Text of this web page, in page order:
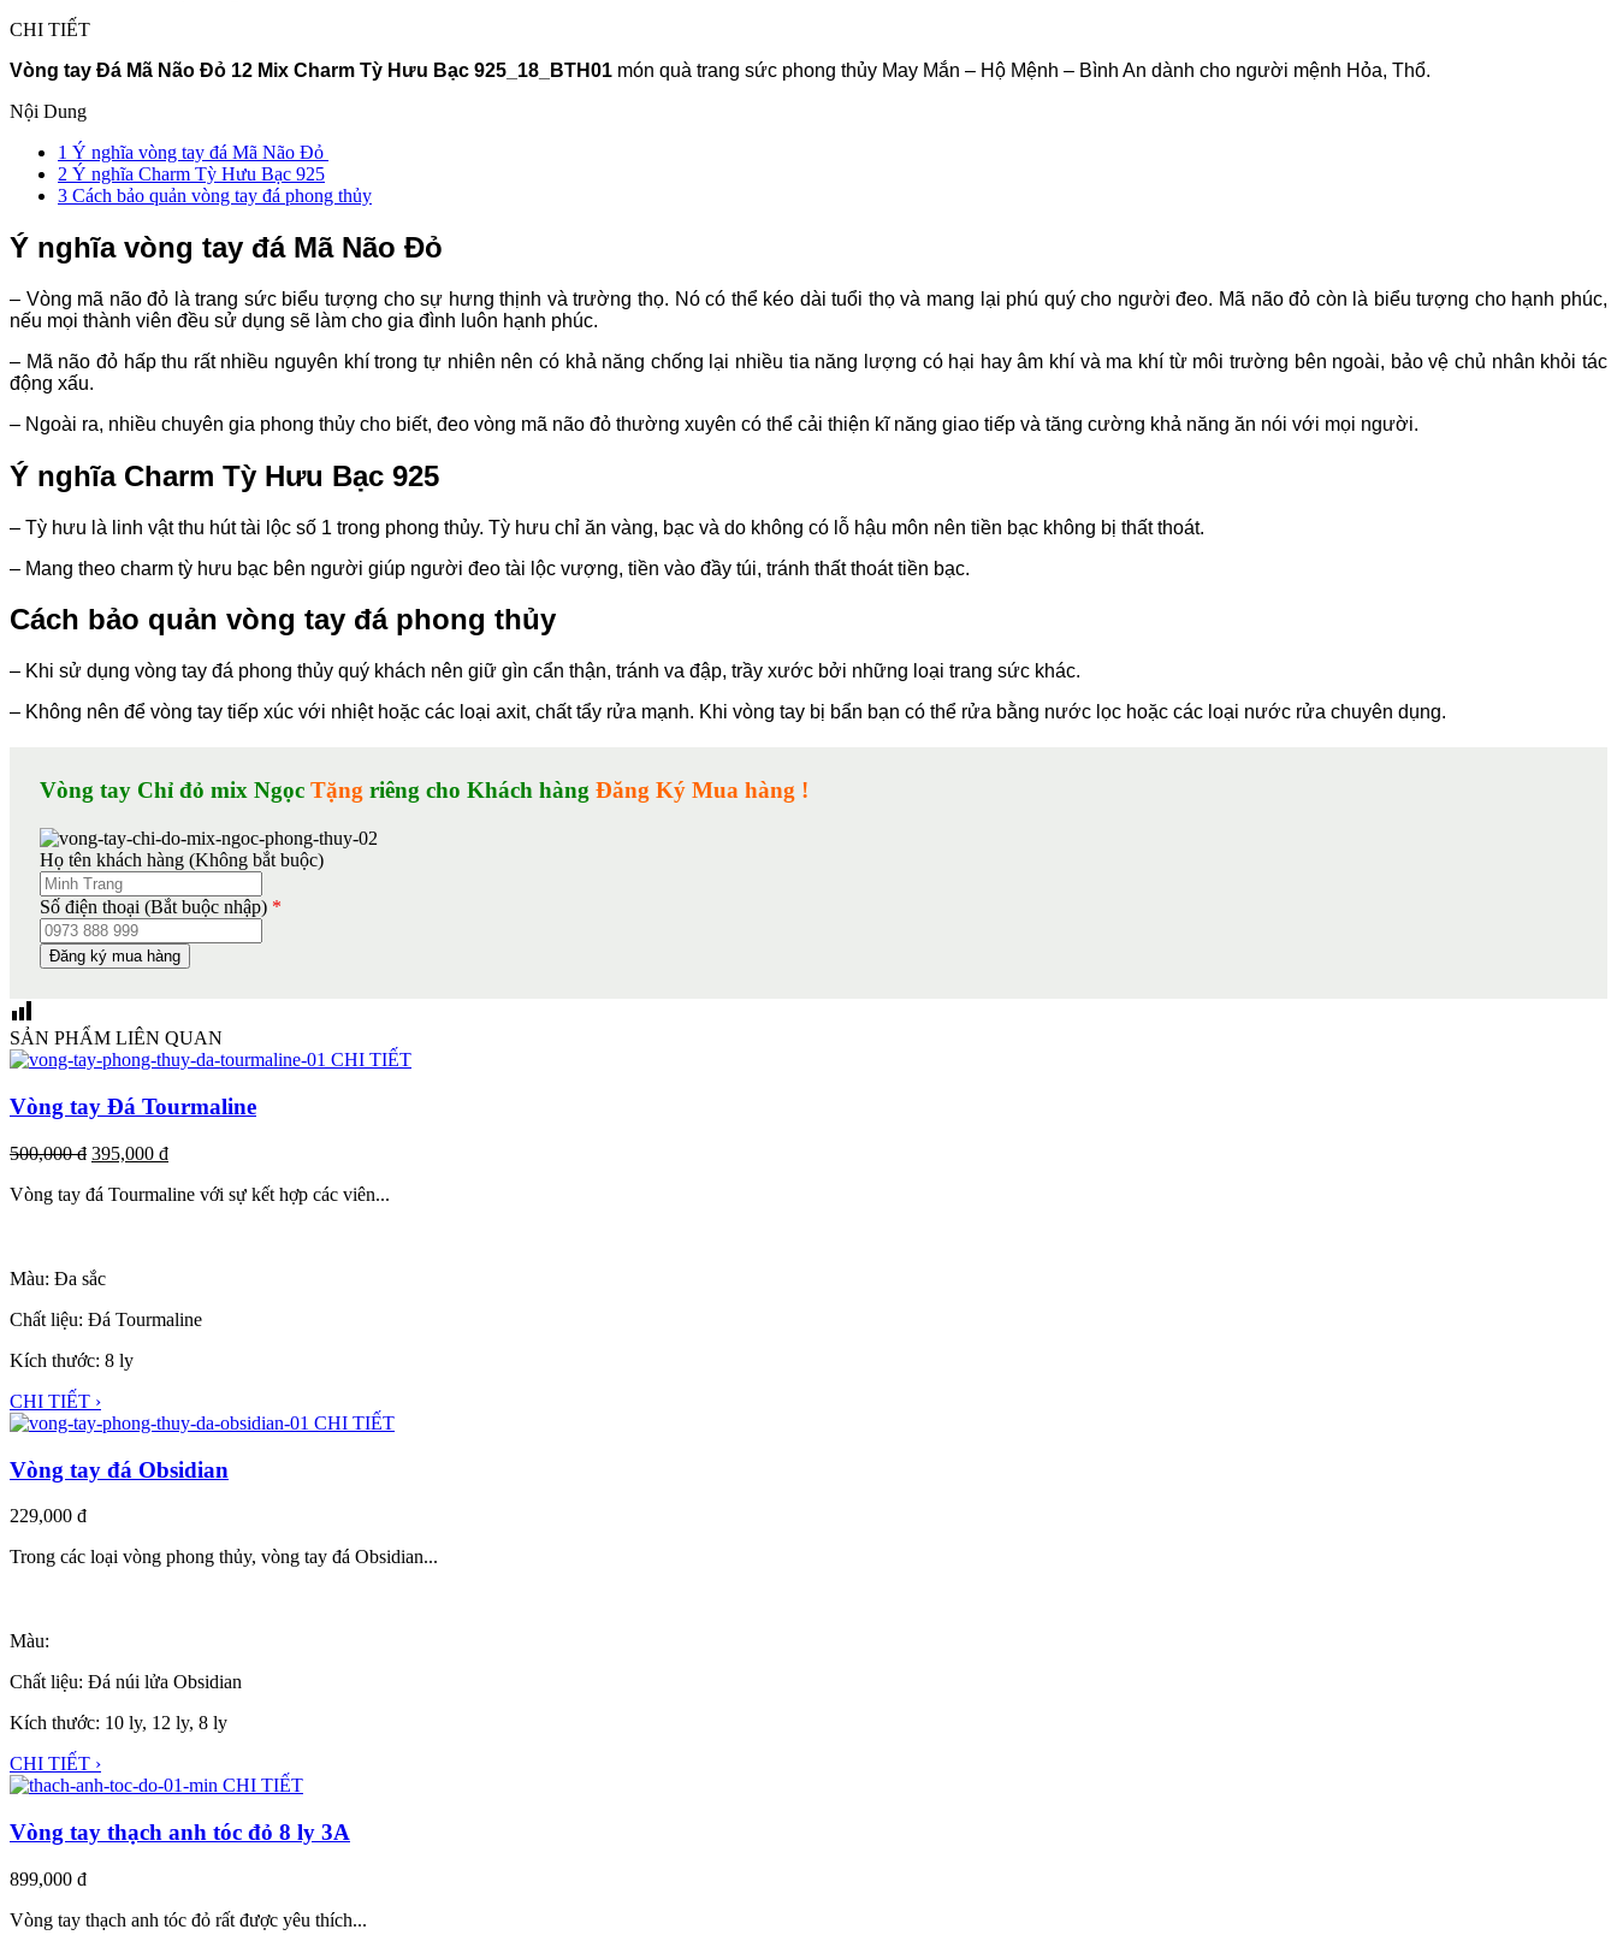
CHI TIẾT
Vòng tay Đá Mã Não Đỏ 12 Mix Charm Tỳ Hưu Bạc 925_18_BTH01 món quà trang sức phong thủy May Mắn – Hộ Mệnh – Bình An dành cho người mệnh Hỏa, Thổ.
Nội Dung
1 Ý nghĩa vòng tay đá Mã Não Đỏ
2 Ý nghĩa Charm Tỳ Hưu Bạc 925
3 Cách bảo quản vòng tay đá phong thủy
Ý nghĩa vòng tay đá Mã Não Đỏ
– Vòng mã não đỏ là trang sức biểu tượng cho sự hưng thịnh và trường thọ. Nó có thể kéo dài tuổi thọ và mang lại phú quý cho người đeo. Mã não đỏ còn là biểu tượng cho hạnh phúc,
nếu mọi thành viên đều sử dụng sẽ làm cho gia đình luôn hạnh phúc.
– Mã não đỏ hấp thu rất nhiều nguyên khí trong tự nhiên nên có khả năng chống lại nhiều tia năng lượng có hại hay âm khí và ma khí từ môi trường bên ngoài, bảo vệ chủ nhân khỏi tác
động xấu.
– Ngoài ra, nhiều chuyên gia phong thủy cho biết, đeo vòng mã não đỏ thường xuyên có thể cải thiện kĩ năng giao tiếp và tăng cường khả năng ăn nói với mọi người.
Ý nghĩa Charm Tỳ Hưu Bạc 925
– Tỳ hưu là linh vật thu hút tài lộc số 1 trong phong thủy. Tỳ hưu chỉ ăn vàng, bạc và do không có lỗ hậu môn nên tiền bạc không bị thất thoát.
– Mang theo charm tỳ hưu bạc bên người giúp người đeo tài lộc vượng, tiền vào đầy túi, tránh thất thoát tiền bạc.
Cách bảo quản vòng tay đá phong thủy
– Khi sử dụng vòng tay đá phong thủy quý khách nên giữ gìn cẩn thận, tránh va đập, trầy xước bởi những loại trang sức khác.
– Không nên để vòng tay tiếp xúc với nhiệt hoặc các loại axit, chất tẩy rửa mạnh. Khi vòng tay bị bẩn bạn có thể rửa bằng nước lọc hoặc các loại nước rửa chuyên dụng.
Vòng tay Chỉ đỏ mix Ngọc Tặng riêng cho Khách hàng Đăng Ký Mua hàng !
Họ tên khách hàng (Không bắt buộc)
Số điện thoại (Bắt buộc nhập) *
SẢN PHẨM LIÊN QUAN
CHI TIẾT
Vòng tay Đá Tourmaline
500,000đ 395,000 đ
Vòng tay đá Tourmaline với sự kết hợp các viên...
Màu: Đa sắc
Chất liệu: Đá Tourmaline
Kích thước: 8 ly
CHI TIẾT ›
CHI TIẾT
Vòng tay đá Obsidian
229,000 đ
Trong các loại vòng phong thủy, vòng tay đá Obsidian...
Màu:
Chất liệu: Đá núi lửa Obsidian
Kích thước: 10 ly, 12 ly, 8 ly
CHI TIẾT ›
CHI TIẾT
Vòng tay thạch anh tóc đỏ 8 ly 3A
899,000 đ
Vòng tay thạch anh tóc đỏ rất được yêu thích...